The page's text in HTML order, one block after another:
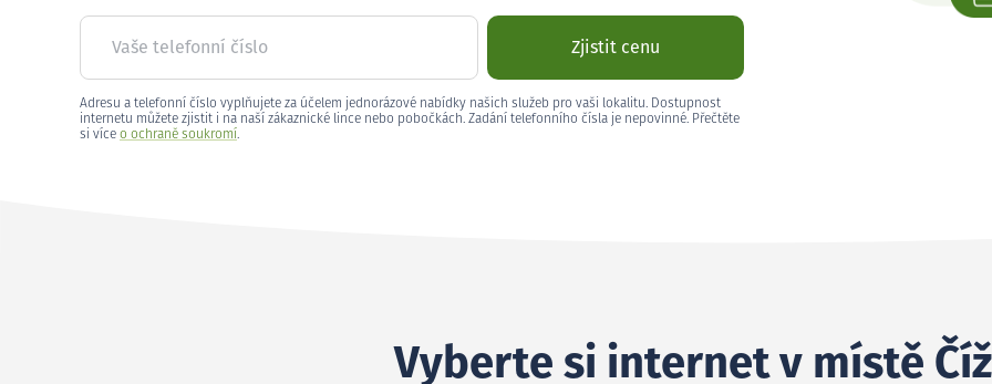
Vaše telefonní číslo Zjistit cenu
Adresu a telefonní číslo vyplňujete za účelem jednorázové nabídky našich služeb pro vaši lokalitu. Dostupnost
internetu můžete zjistit i na naší zákaznické lince nebo pobočkách. Zadání telefonního čísla je nepovinné. Přečtěte
si více o ochraně soukromí.
Vyberte si internet v místě